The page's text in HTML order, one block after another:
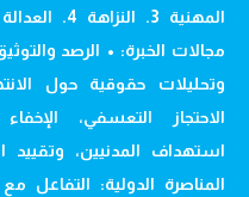
مجالات الخبرة: • الرصد
وتحليلات حقوقية حول
الاحتجاز التعسفي،
استهداف المدنيين، وتقييد
المناصرة الدولية: التفاعل